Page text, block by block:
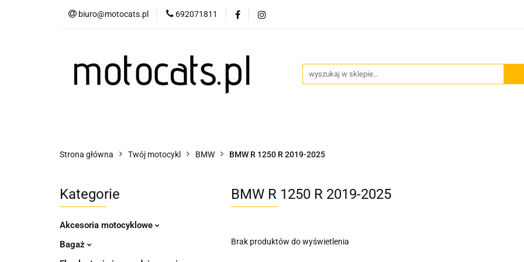
biuro@motocats.pl 692071811
Twój motocykl Akcesoria motocyklowe
Wydechy motocyklowe Odzież termoaktywna Blog
Strona główna Twój motocykl BMW BMW R 1250 R 2019-2025
Kategorie
Akcesoria motocyklowe
Bagaż
BMW R 1250 R 2019-2025
Brak produktów do wyświetlenia